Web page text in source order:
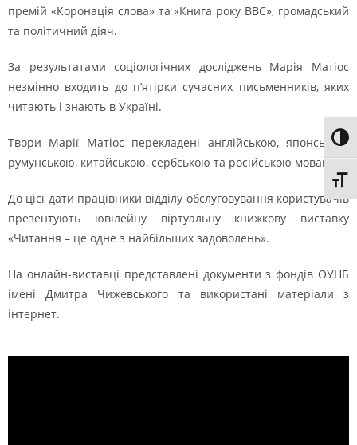
премій «Коронація слова» та «Книга року ВВС», громадський
та політичний діяч.
За результатами соціологічних досліджень Марія Матіос
незмінно входить до п’ятірки сучасних письменників, яких
читають і знають в Україні.
Твори Марії Матіос перекладені англійською, японською,
румунською, китайською, сербською та російською мовами.
До цієї дати працівники відділу обслуговування користувачів
презентують ювілейну віртуальну книжкову виставку
«Читання – це одне з найбільших задоволень».
На онлайн-виставці представлені документи з фондів ОУНБ
імені Дмитра Чижевського та використані матеріали з
інтернет.